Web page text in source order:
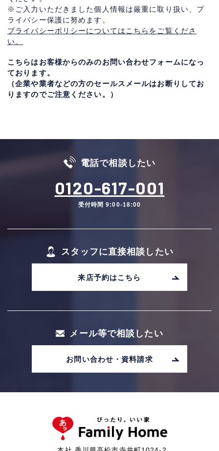
※ご入力いただきました個人情報は厳重に取り扱い、プ
ライバシー保護に努めます。
プライバシーポリシーについてはこちらをご覧くださ
い。
こちらはお客様からのみのお問い合わせフォームになっ
ております。
（企業や業者などの方のセールスメールはお断りしてお
りますのでご注意ください。）
電話で相談したい
0120-617-001
受付時間 9:00-18:00
スタッフに直接相談したい
来店予約はこちら
メール等で相談したい
お問い合わせ・資料請求